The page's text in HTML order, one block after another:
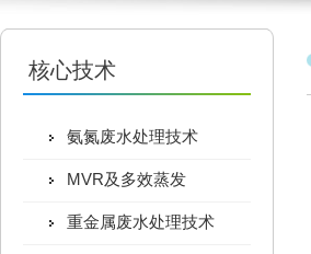
核心技术
氨氮废水处理技术
MVR及多效蒸发
重金属废水处理技术